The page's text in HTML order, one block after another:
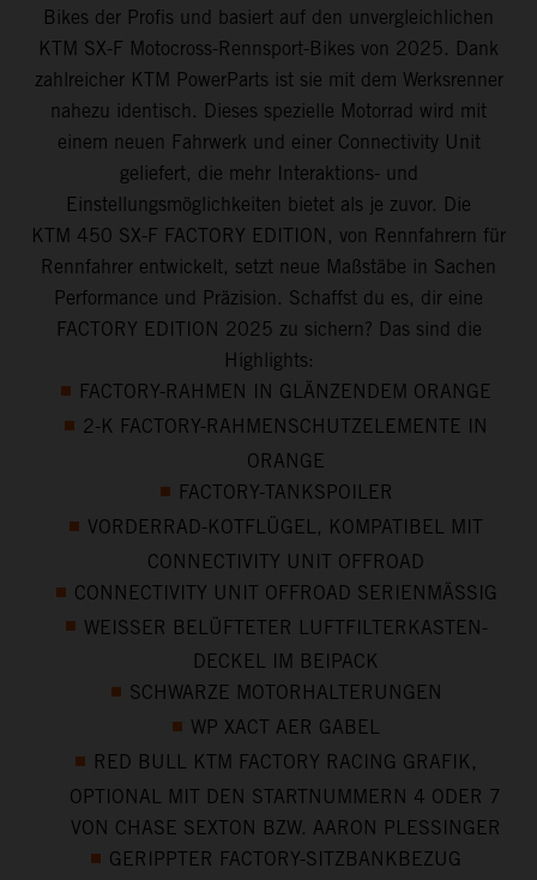
Bikes der Profis und basiert auf den unvergleichlichen
KTM SX-F Motocross-Rennsport-Bikes von 2025. Dank
zahlreicher KTM PowerParts ist sie mit dem Werksrenner
nahezu identisch. Dieses spezielle Motorrad wird mit
einem neuen Fahrwerk und einer Connectivity Unit
geliefert, die mehr Interaktions- und
Einstellungsmöglichkeiten bietet als je zuvor. Die
KTM 450 SX-F FACTORY EDITION, von Rennfahrern für
Rennfahrer entwickelt, setzt neue Maßstäbe in Sachen
Performance und Präzision. Schaffst du es, dir eine
FACTORY EDITION 2025 zu sichern? Das sind die
Highlights:
FACTORY-RAHMEN IN GLÄNZENDEM ORANGE
2-K FACTORY-RAHMENSCHUTZELEMENTE IN
ORANGE
FACTORY-TANKSPOILER
VORDERRAD-KOTFLÜGEL, KOMPATIBEL MIT
CONNECTIVITY UNIT OFFROAD
CONNECTIVITY UNIT OFFROAD SERIENMÄSSIG
WEISSER BELÜFTETER LUFTFILTERKASTEN-
DECKEL IM BEIPACK
SCHWARZE MOTORHALTERUNGEN
WP XACT AER GABEL
RED BULL KTM FACTORY RACING GRAFIK,
OPTIONAL MIT DEN STARTNUMMERN 4 ODER 7
VON CHASE SEXTON BZW. AARON PLESSINGER
GERIPPTER FACTORY-SITZBANKBEZUG